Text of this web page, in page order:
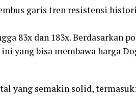
garis tren resistensi
83x dan 183x. Berdasarkan
yang bisa membawa harga
yang semakin solid, termasuk: